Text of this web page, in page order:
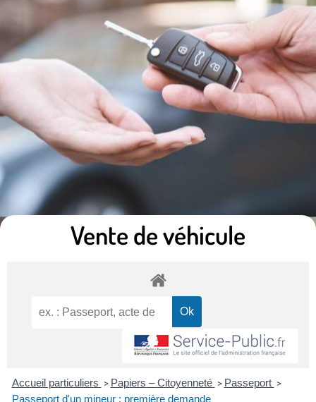
Vente de véhicule
Accueil particuliers > Papiers – Citoyenneté > Passeport >
Passeport d'un mineur : première demande